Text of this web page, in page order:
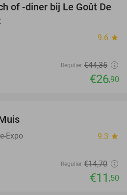
39%
of -diner bij Le Goût De
9.6 star
Regulier €44,35
€26,90
Expo 9.3 star
Regulier €14,70
€11 ,50